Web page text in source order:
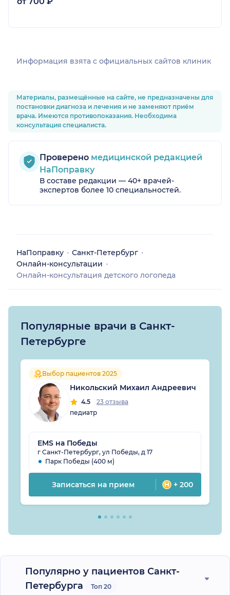
Информация взята c официальных сайтов клиник
Материалы, размещённые на сайте, не предназначены для
постановки диагноза и лечения и не заменяют приём
врача. Имеются противопоказания. Необходима
консультация специалиста.
Проверено медицинской редакцией
НаПоправку
В составе редакции — 40+ врачей-
экспертов более 10 специальностей.
НаПоправку
Санкт-Петербург
Онлайн-консультации
Онлайн-консультация детского логопеда
Популярные врачи в Санкт-
Петербурге
Выбор пациентов 2025
Никольский Михаил Андреевич
4.5
23 отзыва
педиатр
EMS на Победы
г Санкт-Петербург, ул Победы, д 17
Парк Победы (400 м)
Записаться на прием + 200
Популярно у пациентов Санкт-
Петербурга
Топ 20